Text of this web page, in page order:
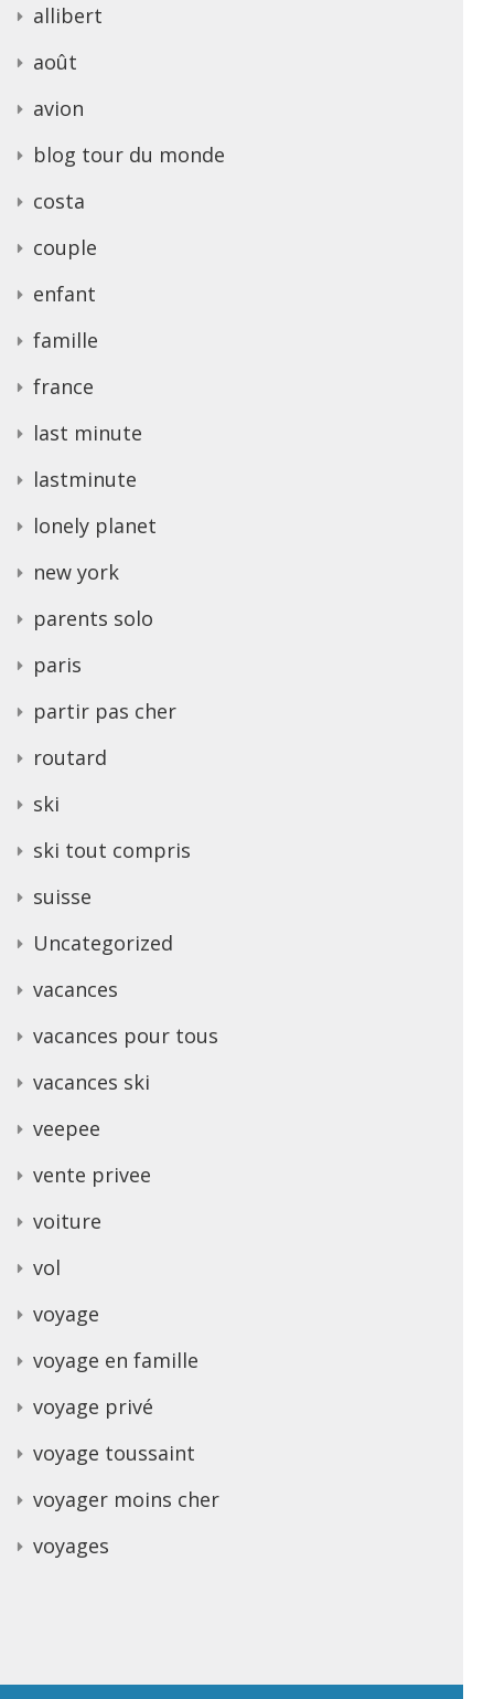
allibert
août
avion
blog tour du monde
costa
couple
enfant
famille
france
last minute
lastminute
lonely planet
new york
parents solo
paris
partir pas cher
routard
ski
ski tout compris
suisse
Uncategorized
vacances
vacances pour tous
vacances ski
veepee
vente privee
voiture
vol
voyage
voyage en famille
voyage privé
voyage toussaint
voyager moins cher
voyages